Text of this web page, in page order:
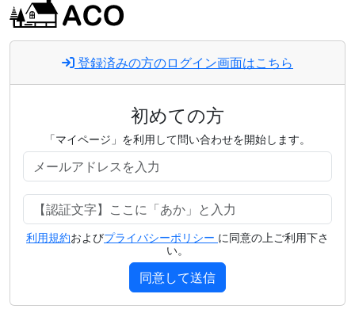
登録済みの方のログイン画面はこちら
初めての方
「マイページ」を利用して問い合わせを開始します。
利用規約およびプライバシーポリシー に同意の上ご利用下さ
い。
同意して送信